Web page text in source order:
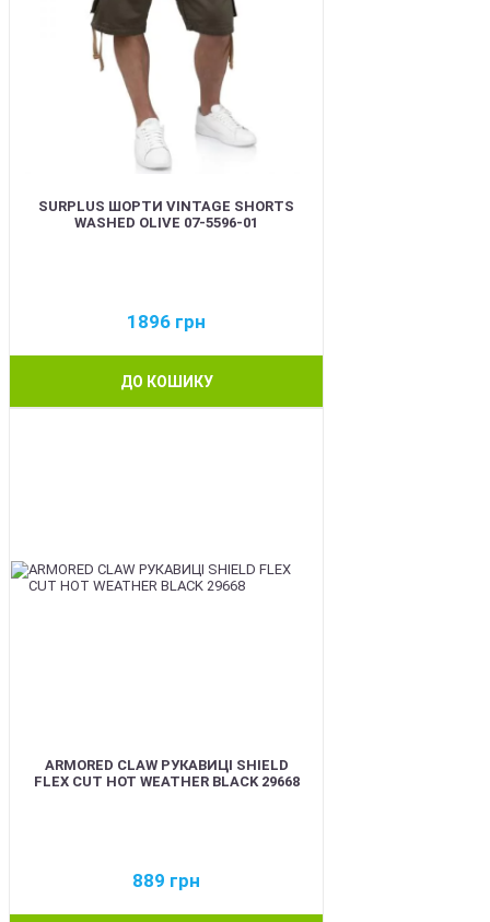
SURPLUS ШОРТИ VINTAGE SHORTS
WASHED OLIVE 07-5596-01
1896 грн
ДО КОШИКУ
ARMORED CLAW РУКАВИЦІ SHIELD
FLEX CUT HOT WEATHER BLACK 29668
889 грн